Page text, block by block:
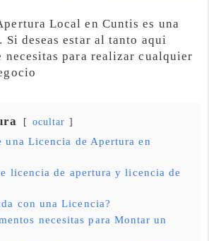
Local en Cuntis es una
Si deseas estar al tanto aqui
necesitas para realizar cualquier
ocultar
una Licencia de Apertura en
licencia de apertura y licencia de
con una Licencia?
necesitas para Montar un